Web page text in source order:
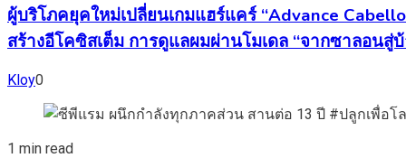
ผู้บริโภคยุคใหม่เปลี่ยนเกมแฮร์แคร์ “Advance
สร้างอีโคซิสเต็ม การดูแลผมผ่านโมเดล “จากซาลอนสู่
Kloy0
1 min read